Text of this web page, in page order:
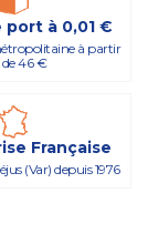
port à 0,01 €
à partir
de 46 €
Française
(Var) depuis 1976